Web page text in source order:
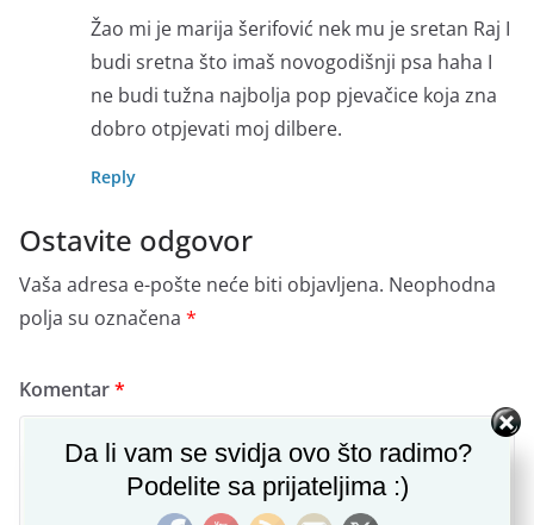
Žao mi je marija šerifović nek mu je sretan Raj I
budi sretna što imaš novogodišnji psa haha I
ne budi tužna najbolja pop pjevačice koja zna
dobro otpjevati moj dilbere.
Reply
Ostavite odgovor
Vaša adresa e-pošte neće biti objavljena. Neophodna
polja su označena *
Komentar*
Da li vam se svidja ovo što radimo?
Podelite sa prijateljima :)
Set Youtube Channel ID